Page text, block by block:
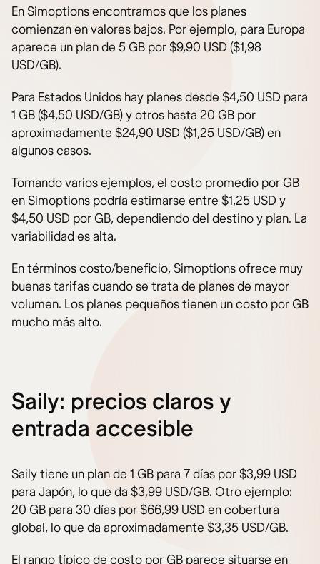
En Simoptions encontramos que los planes
comienzan en valores bajos. Por ejemplo, para Europa
aparece un plan de 5 GB por $9,90 USD ($1,98
USD/GB).
Para Estados Unidos hay planes desde $4,50 USD para
1 GB ($4,50 USD/GB) y otros hasta 20 GB por
aproximadamente $24,90 USD ($1,25 USD/GB) en
algunos casos.
Tomando varios ejemplos, el costo promedio por GB
en Simoptions podría estimarse entre $1,25 USD y
$4,50 USD por GB, dependiendo del destino y plan. La
variabilidad es alta.
En términos costo/beneficio, Simoptions ofrece muy
buenas tarifas cuando se trata de planes de mayor
volumen. Los planes pequeños tienen un costo por GB
mucho más alto.
Saily: precios claros y
entrada accesible
Saily tiene un plan de 1 GB para 7 días por $3,99 USD
para Japón, lo que da $3,99 USD/GB. Otro ejemplo:
20 GB para 30 días por $66,99 USD en cobertura
global, lo que da aproximadamente $3,35 USD/GB.
El rango típico de costo por GB parece situarse en